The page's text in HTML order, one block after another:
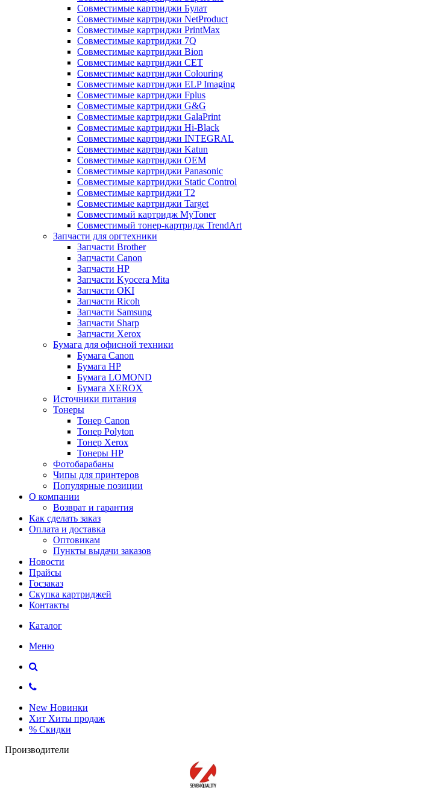
Совместимые картриджи Булат
Совместимые картриджи NetProduct
Совместимые картриджи PrintMax
Совместимые картриджи 7Q
Совместимые картриджи Bion
Совместимые картриджи CET
Совместимые картриджи Colouring
Совместимые картриджи ELP Imaging
Совместимые картриджи Fplus
Совместимые картриджи G&G
Совместимые картриджи GalaPrint
Совместимые картриджи Hi-Black
Совместимые картриджи INTEGRAL
Совместимые картриджи Katun
Совместимые картриджи OEM
Совместимые картриджи Panasonic
Совместимые картриджи Static Control
Совместимые картриджи T2
Совместимые картриджи Target
Совместимый картридж MyToner
Совместимый тонер-картридж TrendArt
Запчасти для оргтехники
Запчасти Brother
Запчасти Canon
Запчасти HP
Запчасти Kyocera Mita
Запчасти OKI
Запчасти Ricoh
Запчасти Samsung
Запчасти Sharp
Запчасти Xerox
Бумага для офисной техники
Бумага Canon
Бумага HP
Бумага LOMOND
Бумага XEROX
Источники питания
Тонеры
Тонер Canon
Тонер Polyton
Тонер Xerox
Тонеры HP
Фотобарабаны
Чипы для принтеров
Популярные позиции
О компании
Возврат и гарантия
Как сделать заказ
Оплата и доставка
Оптовикам
Пункты выдачи заказов
Новости
Прайсы
Госзаказ
Скупка картриджей
Контакты
Каталог
Меню
New Новинки
Хит Хиты продаж
% Скидки
Производители